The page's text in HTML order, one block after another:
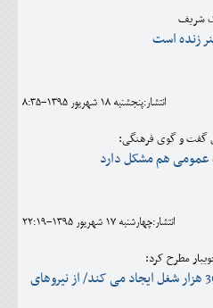
شریف
زنده است
انتشار:پنجشنبه 18 شهريور 1395-8:35
گفت و گوی فرهنگی:
هم مشکل دارد
انتشار:چهارشنبه 17 شهريور 1395-22:19
مطرح کرد:
پروژه پرورش ماهی در قفس 30 هزار شغل ایجاد می کند/ از نیروهای